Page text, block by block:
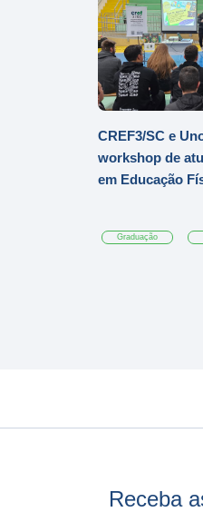
CREF3/SC e
workshop de
em Educação
Graduação
Receba